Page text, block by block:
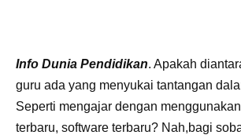
Info Dunia Pendidikan. Apakah
guru ada yang menyukai tantangan
Seperti mengajar dengan
terbaru, software terbaru? Nah,bagi